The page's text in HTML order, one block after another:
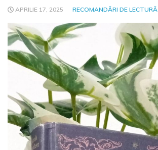
APRILIE 17, 2025 RECOMANDĂRI DE LECTURĂ